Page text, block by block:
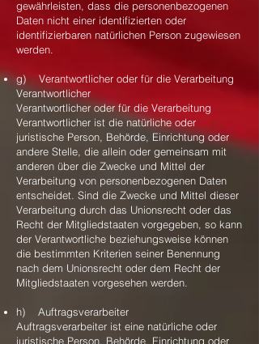
gewährleisten, dass die personenbezogenen
Daten nicht einer identifizierten oder
identifizierbaren natürlichen Person zugewiesen
werden.
g) Verantwortlicher oder für die Verarbeitung
Verantwortlicher
Verantwortlicher oder für die Verarbeitung
Verantwortlicher ist die natürliche oder
juristische Person, Behörde, Einrichtung oder
andere Stelle, die allein oder gemeinsam mit
anderen über die Zwecke und Mittel der
Verarbeitung von personenbezogenen Daten
entscheidet. Sind die Zwecke und Mittel dieser
Verarbeitung durch das Unionsrecht oder das
Recht der Mitgliedstaaten vorgegeben, so kann
der Verantwortliche beziehungsweise können
die bestimmten Kriterien seiner Benennung
nach dem Unionsrecht oder dem Recht der
Mitgliedstaaten vorgesehen werden.
h) Auftragsverarbeiter
Auftragsverarbeiter ist eine natürliche oder
juristische Person, Behörde, Einrichtung oder